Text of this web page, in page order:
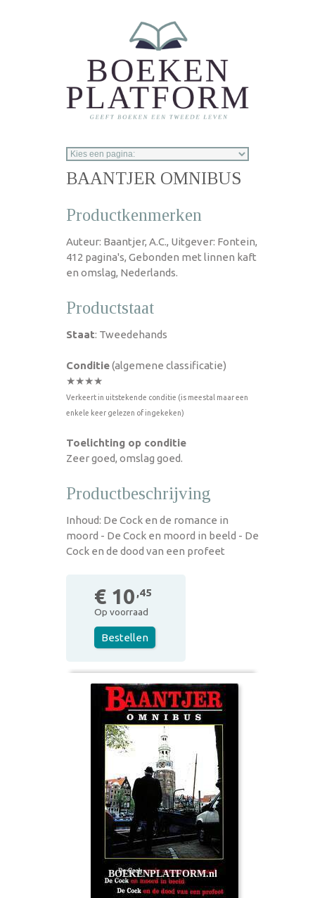
BAANTJER OMNIBUS
Productkenmerken
Auteur: Baantjer, A.C., Uitgever: Fontein,
412 pagina's, Gebonden met linnen kaft
en omslag, Nederlands.
Productstaat
Staat: Tweedehands
Conditie(algemene classificatie)
★★★★
Verkeert in uitstekende conditie (is meestal maar een
enkele keer gelezen of ingekeken)
Toelichting op conditie
Zeer goed, omslag goed.
Productbeschrijving
Inhoud: De Cock en de romance in
moord - De Cock en moord in beeld - De
Cock en de dood van een profeet
€ 10 ,45
Op voorraad
Bestellen